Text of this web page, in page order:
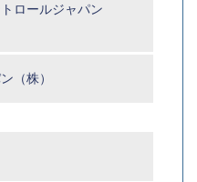
ロールジャパン
（株）